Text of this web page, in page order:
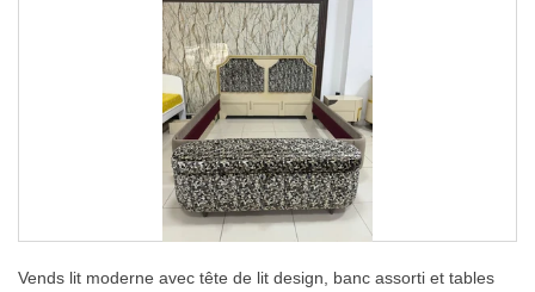
Vends lit moderne avec tête de lit design, banc assorti et tables